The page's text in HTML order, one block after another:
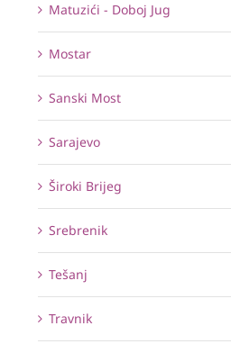
Matuzići - Doboj Jug
Mostar
Sanski Most
Sarajevo
Široki Brijeg
Srebrenik
Tešanj
Travnik